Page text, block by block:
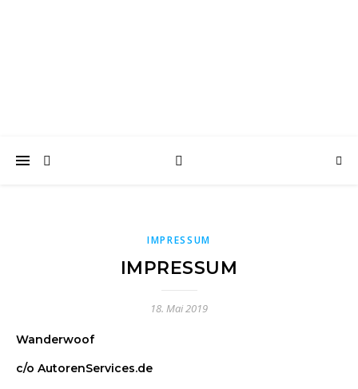
IMPRESSUM
IMPRESSUM
18. Mai 2019
Wanderwoof
c/o AutorenServices.de